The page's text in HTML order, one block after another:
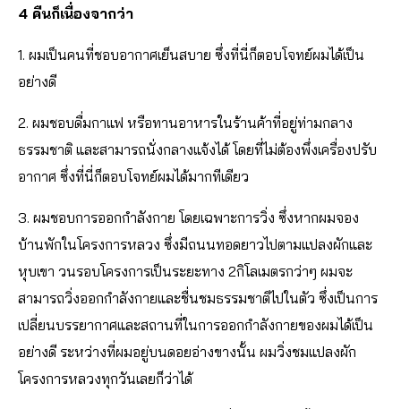
4 คืนก็เนื่องจากว่า
1. ผมเป็นคนที่ชอบอากาศเย็นสบาย ซึ่งที่นี่ก็ตอบโจทย์ผมได้เป็น
อย่างดี
2. ผมชอบดื่มกาแฟ หรือทานอาหารในร้านค้าที่อยู่ท่ามกลาง
ธรรมชาติ และสามารถนั่งกลางแจ้งได้ โดยที่ไม่ต้องพึ่งเครื่องปรับ
อากาศ ซึ่งที่นี่ก็ตอบโจทย์ผมได้มากทีเดียว
3. ผมชอบการออกกำลังกาย โดยเฉพาะการวิ่ง ซึ่งหากผมจอง
บ้านพักในโครงการหลวง ซึ่งมีถนนทอดยาวไปตามแปลงผักและ
หุบเขา วนรอบโครงการเป็นระยะทาง 2กิโลเมตรกว่าๆ ผมจะ
สามารถวิ่งออกกำลังกายและชื่นชมธรรมชาติไปในตัว ซึ่งเป็นการ
เปลี่ยนบรรยากาศและสถานที่ในการออกกำลังกายของผมได้เป็น
อย่างดี ระหว่างที่ผมอยู่บนดอยอ่างขางนั้น ผมวิ่งชมแปลงผัก
โครงการหลวงทุกวันเลยก็ว่าได้